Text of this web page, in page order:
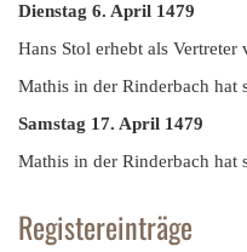
Dienstag 6. April 1479
Hans Stol erhebt als
Mathis in der Rinderbach hat
Samstag 17. April 1479
Mathis in der Rinderbach hat
Registereinträge